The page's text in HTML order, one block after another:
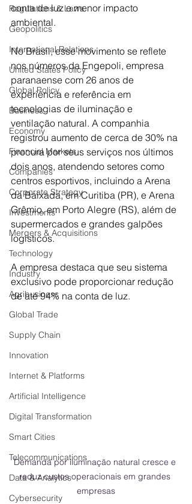
Regulations & Laws
Geopolitics
International Relations
United States Policy
Global Policy
Business
Economy
Financial Markets
Companies
Corporate Strategy
Investments
Mergers & Acquisitions
Technology
Industry
Agribusiness
Global Trade
Supply Chain
Innovation
Internet & Platforms
Artificial Intelligence
Digital Transformation
Smart Cities
Telecommunications
Data & Analytics
Cybersecurity
conta de luz e menor impacto
ambiental.
No Brasil, esse movimento se reflete
nos números da Engepoli, empresa
paranaense com 26 anos de
experiência e referência em
tecnologias de iluminação e
ventilação natural. A companhia
registrou aumento de cerca de 30% na
procura por seus serviços nos últimos
dois anos, atendendo setores como
centros esportivos, incluindo a Arena
da Baixada, em Curitiba (PR), e Arena
Grêmio, em Porto Alegre (RS), além de
supermercados e grandes galpões
logísticos.
A empresa destaca que seu sistema
exclusivo pode proporcionar redução
de até 94% na conta de luz.
Demanda por iluminação natural cresce e
reduz custos operacionais em grandes
empresas